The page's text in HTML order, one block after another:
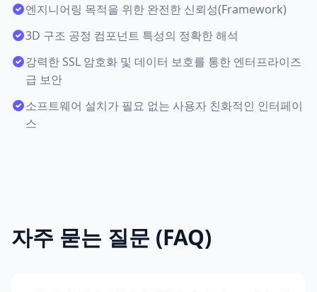
엔지니어링 목적을 위한 완전한 신뢰성(Framework)
3D 구조 공정 컴포넌트 특성의 정확한 해석
강력한 SSL 암호화 및 데이터 보호를 통한 엔터프라이즈
급 보안
소프트웨어 설치가 필요 없는 사용자 친화적인 인터페이
스
자주 묻는 질문 (FAQ)